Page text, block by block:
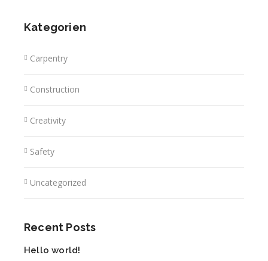
Kategorien
Carpentry
Construction
Creativity
Safety
Uncategorized
Recent Posts
Hello world!